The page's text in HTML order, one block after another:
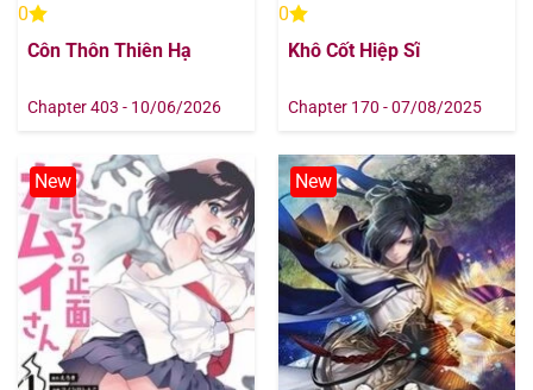
0
Côn Thôn Thiên Hạ
Chapter 403 - 10/06/2026
0
Khô Cốt Hiệp Sĩ
Chapter 170 - 07/08/2025
New New